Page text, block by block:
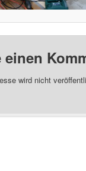
einen
wird nicht